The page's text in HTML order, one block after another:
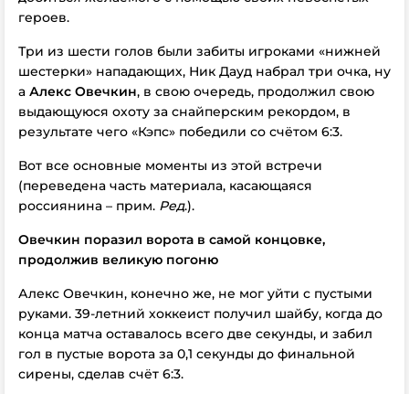
героев.
Три из шести голов были забиты игроками «нижней
шестерки» нападающих, Ник Дауд набрал три очка, ну
а Алекс Овечкин, в свою очередь, продолжил свою
выдающуюся охоту за снайперским рекордом, в
результате чего «Кэпс» победили со счётом 6:3.
Вот все основные моменты из этой встречи
(переведена часть материала, касающаяся
россиянина – прим. Ред.).
Овечкин поразил ворота в самой концовке,
продолжив великую погоню
Алекс Овечкин, конечно же, не мог уйти с пустыми
руками. 39-летний хоккеист получил шайбу, когда до
конца матча оставалось всего две секунды, и забил
гол в пустые ворота за 0,1 секунды до финальной
сирены, сделав счёт 6:3.